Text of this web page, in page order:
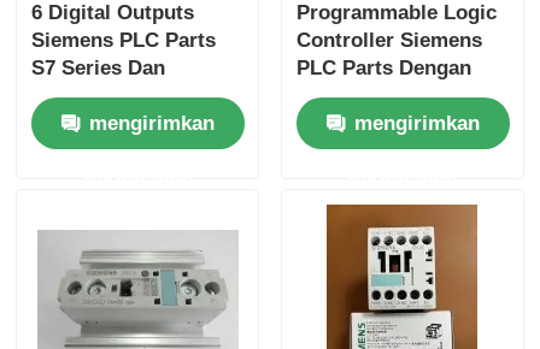
Quote request suatu
Bagian PLC Omron
Bagian PLC Siemens
Yokogawa Stardom PLC
6 Digital Outputs
Siemens PLC Parts
S7 Series Dan
Original Untuk
Kinerjamengirimkan
Programmable Logic
Controller Siemens
PLC Parts Dengan
Kecepatan CPU 25
Ns/langkah Dan 2
Input Analog
mengirimkan